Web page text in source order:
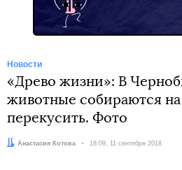
Новости
«Древо жизни»: В
животные собираются
перекусить. Фото
Автор:
Анастасия Котова Дата:
18:09, 11 сентября 2018